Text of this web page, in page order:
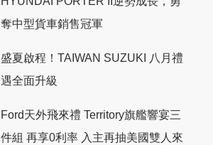
奪中型貨車銷售冠軍
盛夏啟程！TAIWAN SUZUKI 八月禮
遇全面升級
Ford天外飛來禮 Territory旗艦響宴三
件組 再享0利率 入主再抽美國雙人來